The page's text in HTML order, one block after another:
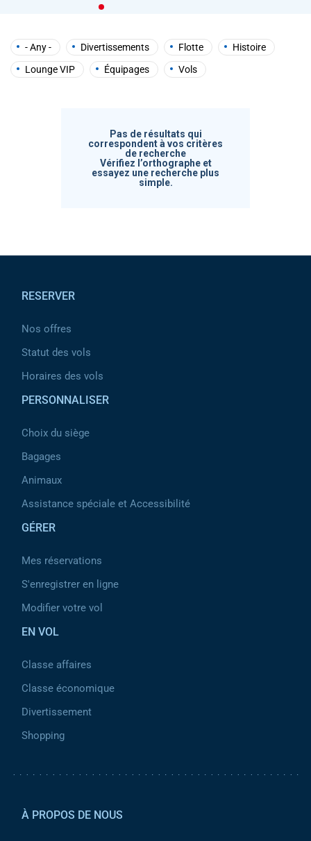
and
interact
with
the
content.
- Any - Divertissements Flotte
Histoire
Lounge VIP
Équipages Vols
Pas de résultats qui
correspondent à vos critères
de recherche
Vérifiez l’orthographe et
essayez une recherche plus
simple.
RESERVER
Nos offres
Statut des vols
Horaires des vols
PERSONNALISER
Choix du siège
Bagages
Animaux
Assistance spéciale et Accessibilité
GÉRER
Mes réservations
S'enregistrer en ligne
Modifier votre vol
EN VOL
Classe affaires
Classe économique
Divertissement
Shopping
À PROPOS DE NOUS